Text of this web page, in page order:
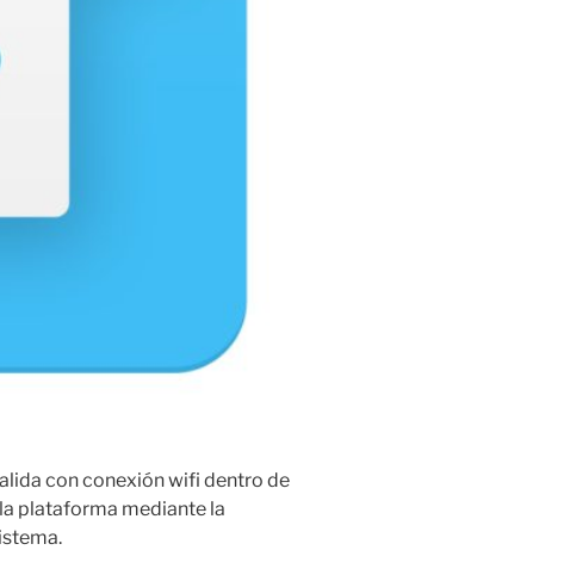
con conexión wifi dentro de
plataforma mediante la